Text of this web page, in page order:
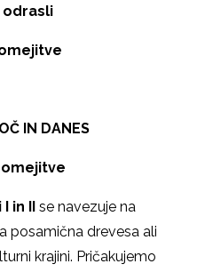
odrasli
IN DANES
in II se navezuje na
posamična drevesa ali
krajini. Pričakujemo